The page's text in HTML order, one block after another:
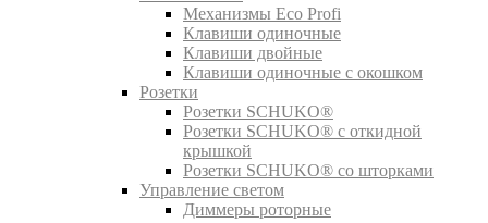
Механизмы Eco Profi
Клавиши одиночные
Клавиши двойные
Клавиши одиночные с окошком
Розетки
Розетки SCHUKO®
Розетки SCHUKO® с откидной
крышкой
Розетки SCHUKO® со шторками
Управление светом
Диммеры роторные